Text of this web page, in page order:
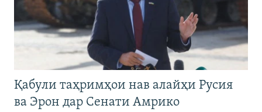
Қабули таҳримҳои нав алайҳи Русия
ва Эрон дар Сенати Амрико